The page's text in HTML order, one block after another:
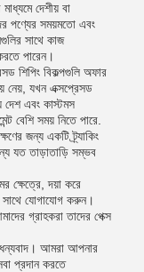
দেশীয় বা
পণ্যের সময়মতো এবং
সাথে কাজ
পারেন।
শিপিং বিকল্পগুলি অফার
নেয়, যখন এক্সপ্রেসড
দেশ এবং কাস্টমস
বেশি সময় নিতে পারে.
জন্য একটি ট্র্যাকিং
যত তাড়াতাড়ি সম্ভব
ক্ষেত্রে, দয়া করে
সাথে যোগাযোগ করুন।
গ্রাহকরা তাদের পেক্স
ধন্যবাদ। আমরা আপনার
প্রদান করতে